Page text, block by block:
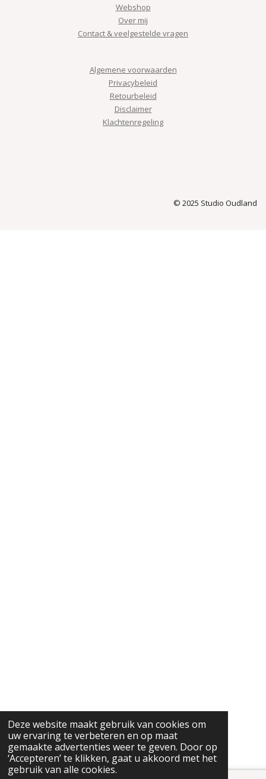
Deze website maakt gebruik van cookies om
uw ervaring te verbeteren en op maat
gemaakte advertenties weer te geven. Door op
‘Accepteren’ te klikken, gaat u akkoord met het
gebruik van alle cookies.
Webshop
Over mij
Contact & veelgestelde vragen
Algemene voorwaarden
Privacybeleid
Retourbeleid
Disclaimer
Klachtenregeling
© 2025 Studio Oudland